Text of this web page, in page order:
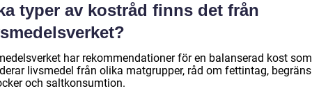
typer av kostråd finns det från
har rekommendationer för en balanserad kost som
livsmedel från olika matgrupper, råd om fettintag,
och saltkonsumtion.